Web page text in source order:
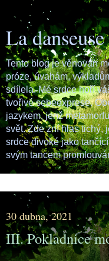
La
Tento blog je věnován
próze, úvahám,
sdílela. Mé srdce hoří
tvořivé sebeexprese.
jazykem, jenž
svět. Zde zní hlas tichý,
srdce divoké jako
svým tancem
30 dubna, 2021
III. Pokladnice